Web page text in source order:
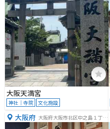
大阪天満宮
神社｜寺院 文化施設
大阪府 大阪府大阪市北区中之島１丁目
１−２７